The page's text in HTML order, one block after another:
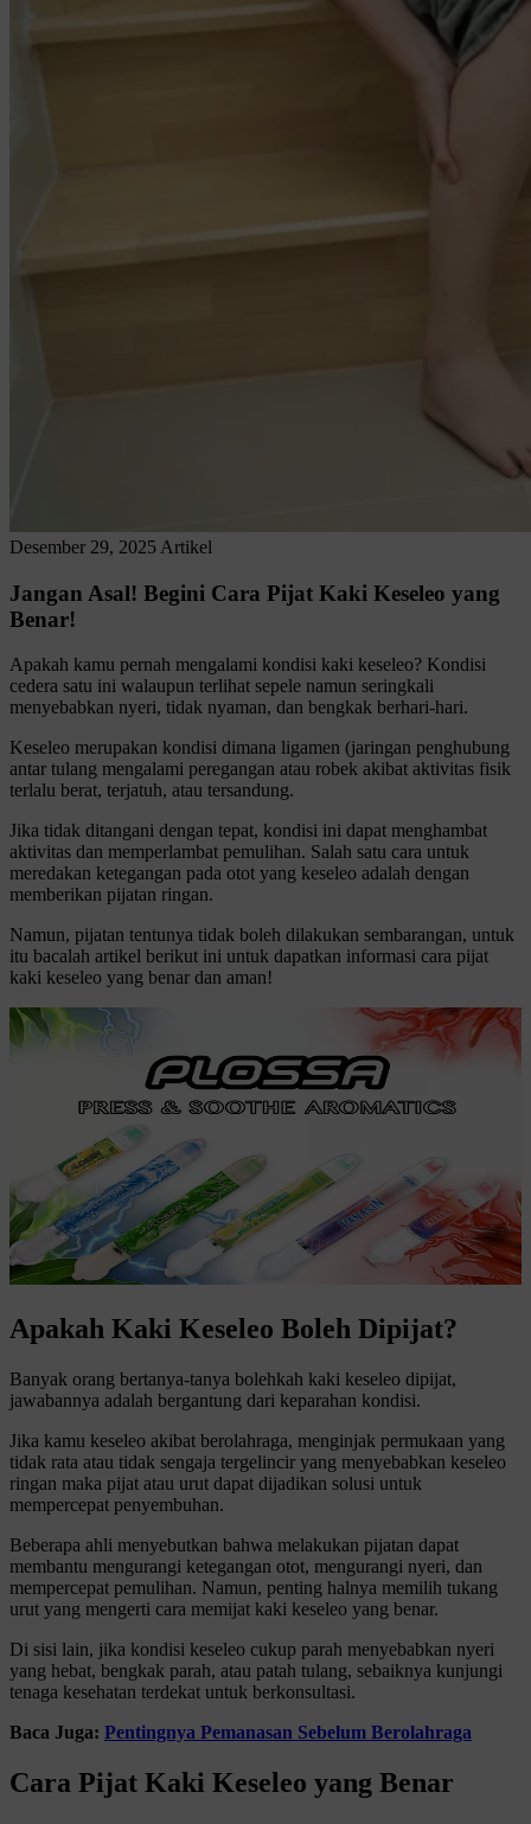
Desember 29, 2025 Artikel
Jangan Asal! Begini Cara Pijat Kaki Keseleo yang
Benar!
Apakah kamu pernah mengalami kondisi kaki keseleo? Kondisi
cedera satu ini walaupun terlihat sepele namun seringkali
menyebabkan nyeri, tidak nyaman, dan bengkak berhari-hari.
Keseleo merupakan kondisi dimana ligamen (jaringan penghubung
antar tulang mengalami peregangan atau robek akibat aktivitas fisik
terlalu berat, terjatuh, atau tersandung.
Jika tidak ditangani dengan tepat, kondisi ini dapat menghambat
aktivitas dan memperlambat pemulihan. Salah satu cara untuk
meredakan ketegangan pada otot yang keseleo adalah dengan
memberikan pijatan ringan.
Namun, pijatan tentunya tidak boleh dilakukan sembarangan, untuk
itu bacalah artikel berikut ini untuk dapatkan informasi cara pijat
kaki keseleo yang benar dan aman!
Apakah Kaki Keseleo Boleh Dipijat?
Banyak orang bertanya-tanya bolehkah kaki keseleo dipijat,
jawabannya adalah bergantung dari keparahan kondisi.
Jika kamu keseleo akibat berolahraga, menginjak permukaan yang
tidak rata atau tidak sengaja tergelincir yang menyebabkan keseleo
ringan maka pijat atau urut dapat dijadikan solusi untuk
mempercepat penyembuhan.
Beberapa ahli menyebutkan bahwa melakukan pijatan dapat
membantu mengurangi ketegangan otot, mengurangi nyeri, dan
mempercepat pemulihan. Namun, penting halnya memilih tukang
urut yang mengerti cara memijat kaki keseleo yang benar.
Di sisi lain, jika kondisi keseleo cukup parah menyebabkan nyeri
yang hebat, bengkak parah, atau patah tulang, sebaiknya kunjungi
tenaga kesehatan terdekat untuk berkonsultasi.
Baca Juga: Pentingnya Pemanasan Sebelum Berolahraga
Cara Pijat Kaki Keseleo yang Benar